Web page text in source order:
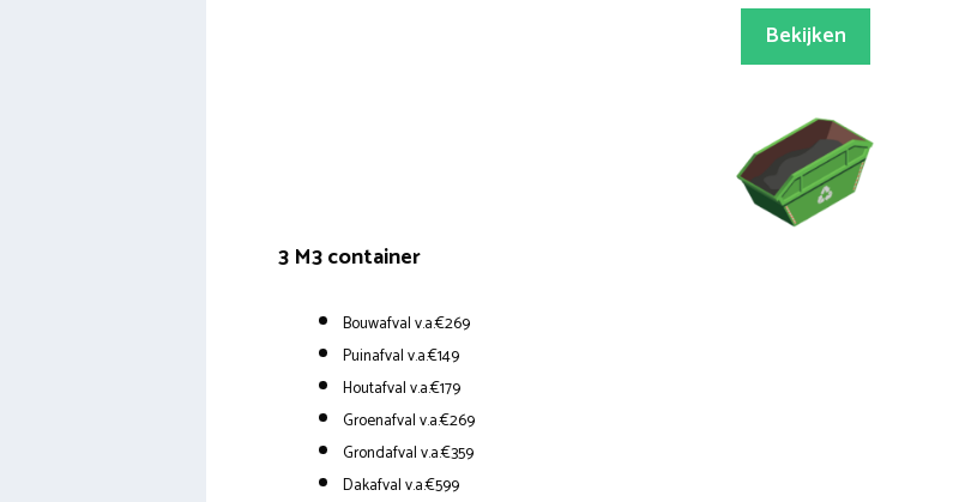
Bekijken
3 M3 container
Bouwafval v.a.€269
Puinafval v.a.€149
Houtafval v.a.€179
Groenafval v.a.€269
Grondafval v.a.€359
Dakafval v.a.€599